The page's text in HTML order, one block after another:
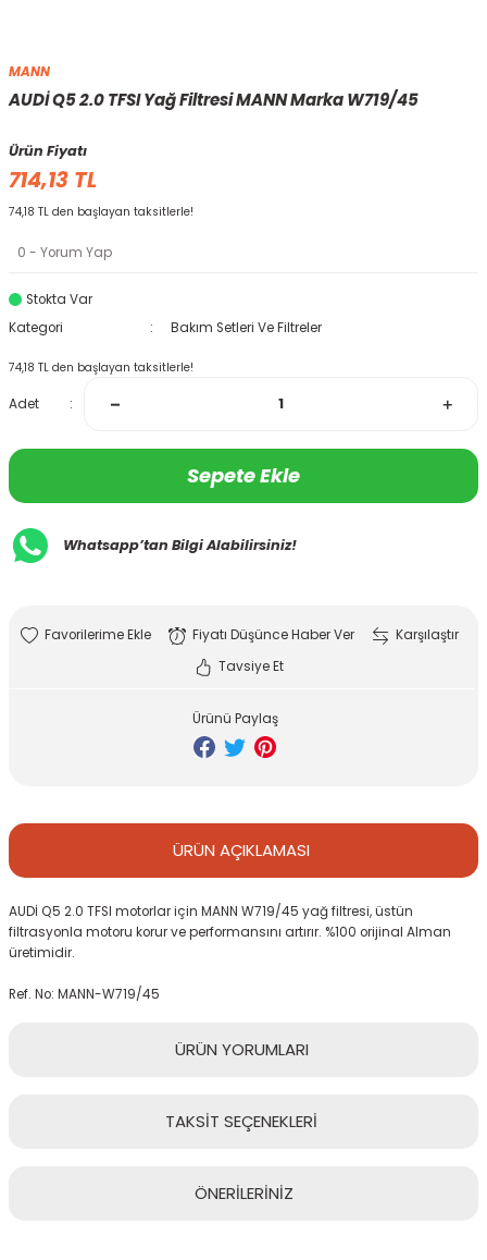
MANN
AUDİ Q5 2.0 TFSI Yağ Filtresi MANN Marka W719/45
Ürün Fiyatı
714,13 TL
74,18 TL den başlayan taksitlerle!
0 - Yorum Yap
Stokta Var
Kategori
Bakım Setleri Ve Filtreler
74,18 TL den başlayan taksitlerle!
Adet
Sepete Ekle
Whatsapp’tan Bilgi Alabilirsiniz!
Fiyatı Düşünce Haber Ver
Karşılaştır
Tavsiye Et
Ürünü Paylaş
ÜRÜN AÇIKLAMASI
AUDİ Q5 2.0 TFSI motorlar için MANN W719/45 yağ filtresi, üstün
filtrasyonla motoru korur ve performansını artırır. %100 orijinal Alman
üretimidir.
Ref. No: MANN-W719/45
ÜRÜN YORUMLARI
TAKSİT SEÇENEKLERİ
ÖNERİLERİNİZ